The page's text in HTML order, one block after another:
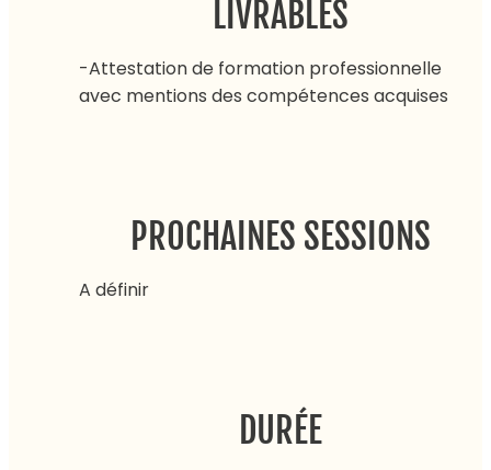
LIVRABLES
-Attestation de formation professionnelle
avec mentions des compétences acquises
PROCHAINES SESSIONS
A définir
DURÉE